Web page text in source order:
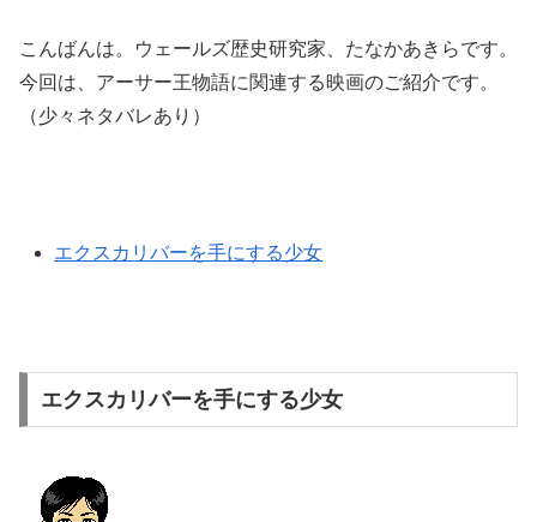
こんばんは。ウェールズ歴史研究家、たなかあきらです。
今回は、アーサー王物語に関連する映画のご紹介です。
（少々ネタバレあり）
エクスカリバーを手にする少女
エクスカリバーを手にする少女